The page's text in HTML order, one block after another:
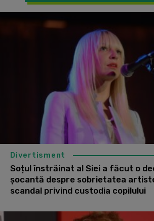
Divertisment
Soțul înstrăinat al Siei a făcut o
șocantă despre sobrietatea
scandal privind custodia copilului